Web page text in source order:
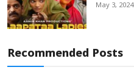
May 3, 2024
Recommended Posts